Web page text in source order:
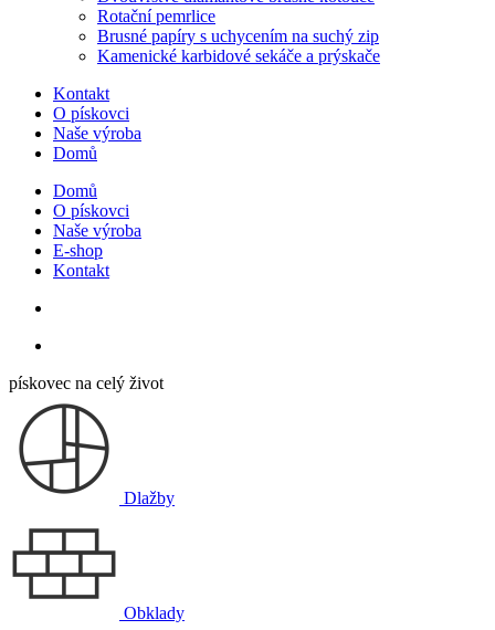
Rotační pemrlice
Brusné papíry s uchycením na suchý zip
Kamenické karbidové sekáče a prýskače
Kontakt
O pískovci
Naše výroba
Domů
Domů
O pískovci
Naše výroba
E-shop
Kontakt
pískovec na celý život
Dlažby
Obklady